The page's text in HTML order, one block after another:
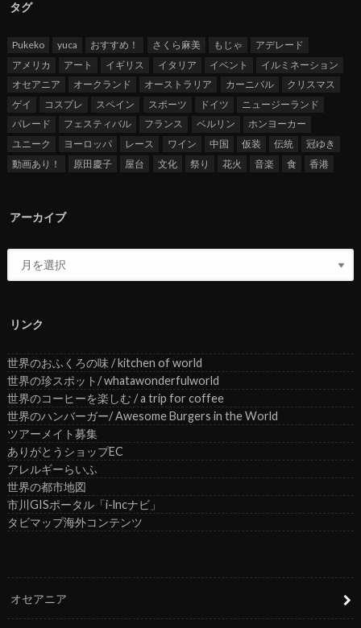
タグ
Pukeko yuca おすすめ！ さくら麻美 もじゃ
アデレード
アメリカ
アート イギリス イタリア イベント
イルミネーション
オセアニア
オークランド オーストラリア カーニバル
クリスマス
ゲイ
コスプレ スペイン スポーツ ドイツ
ニュージーランド
パレード
フェスティバル フランス ベルリン
ホンヨーカー
ユニーク
ヨーロッパ レース ワイン 中国 仮装 伝統
冠ゆき
動画あり！
原田慶子 屋台 文化 祭り 花火 音楽 食 香港
アーカイブ
リンク
世界のおふくろの味 / kitchen of world
世界の珍スポット/ whatawonderfulworld
世界のコーヒーを楽しむ / a trip for coffee
世界のハンバーガー/ Awesome Burgers in the World
ツアーメイト募集
ありがとうショップEC
アレルギーらいふ
世界の都市地図
市川GISポータル「i-lncナビ」
タビマップ海外コンテンツ
オセアニア